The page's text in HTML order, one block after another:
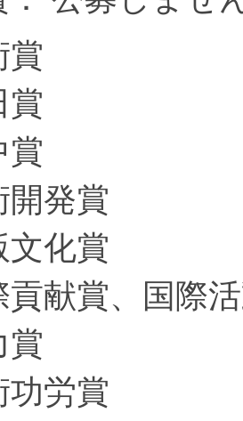
賞
賞
賞
開発賞
文化賞
貢献賞、国際
賞
功労賞